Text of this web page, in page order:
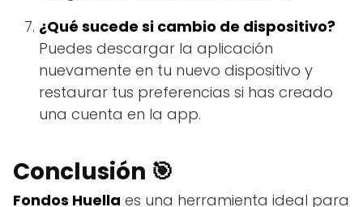
¿Qué sucede si cambio de dispositivo?
Puedes descargar la aplicación
nuevamente en tu nuevo dispositivo y
restaurar tus preferencias si has creado
una cuenta en la app.
Conclusión 🎯
Fondos Huella es una herramienta ideal para